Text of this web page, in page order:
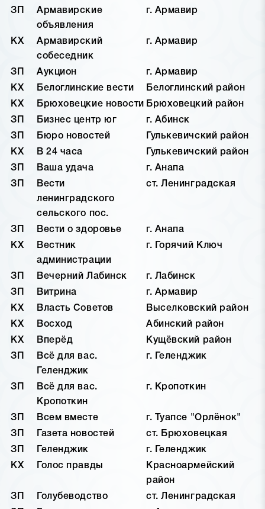
ЗП
Армавирские
объявления
г. Армавир
КХ
Армавирский
собеседник
г. Армавир
ЗП Аукцион
г. Армавир
КХ
Белоглинские вести
Белоглинский район
КХ
Брюховецкие новости
Брюховецкий район
ЗП
Бизнес центр юг
г. Абинск
ЗП
Бюро новостей
Гулькевичский район
КХ
В 24 часа
Гулькевичский район
ЗП
Ваша удача
г. Анапа
ЗП
Вести
ленинградского
сельского пос.
ст. Ленинградская
ЗП Вести о здоровье
г. Анапа
КХ
Вестник
администрации
г. Горячий Ключ
ЗП Вечерний Лабинск
г. Лабинск
ЗП
Витрина
г. Армавир
КХ
Власть Советов
Выселковский район
КХ
Восход
Абинский район
КХ
Вперёд
Кущёвский район
ЗП
Всё для вас.
Геленджик
г. Геленджик
ЗП
Всё для вас.
Кропоткин
г. Кропоткин
ЗП Всем вместе
г. Туапсе "Орлёнок"
ЗП
Газета новостей
ст. Брюховецкая
ЗП
Геленджик
г. Геленджик
КХ
Голос правды
Красноармейский
район
ЗП
Голубеводство
ст. Ленинградская